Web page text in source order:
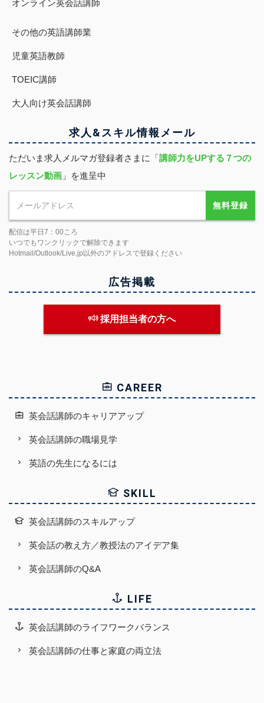
オンライン英会話講師
その他の英語講師業
児童英語教師
TOEIC講師
大人向け英会話講師
求人&スキル情報 メール
ただいま求人メルマガ登録者さまに「講師力をUPする７つの
レッスン動画 」を進呈中
無料登録
配信は平日7：00ころ
いつでもワンクリックで解除できます
Hotmail/Outlook/Live.jp以外のアドレスで登録ください
広告掲載
採用担当者の方へ
CAREER
英会話講師のキャリアアップ
英会話講師の職場見学
英語の先生になるには
SKILL
英会話講師のスキルアップ
英会話の教え方／教授法のアイデア集
英会話講師のQ&A
LIFE
英会話講師のライフワークバランス
英会話講師の仕事と家庭の両立法